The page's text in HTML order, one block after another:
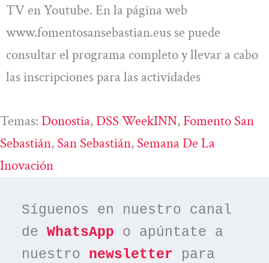
TV en Youtube. En la página web
www.fomentosansebastian.eus se puede
consultar el programa completo y llevar a cabo
las inscripciones para las actividades
Temas: Donostia, DSS WeekINN, Fomento San
Sebastián, San Sebastián, Semana De La
Inovación
Síguenos en nuestro canal
de WhatsApp o apúntate a
nuestro newsletter para